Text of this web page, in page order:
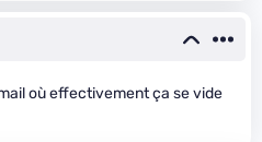
où effectivement ça se vide